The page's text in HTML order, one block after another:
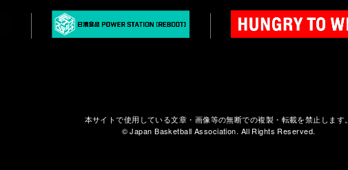
本サイトで使用している文章・画像等の無断での複製・転載を禁止します。
© Japan Basketball Association. All Rights Reserved.